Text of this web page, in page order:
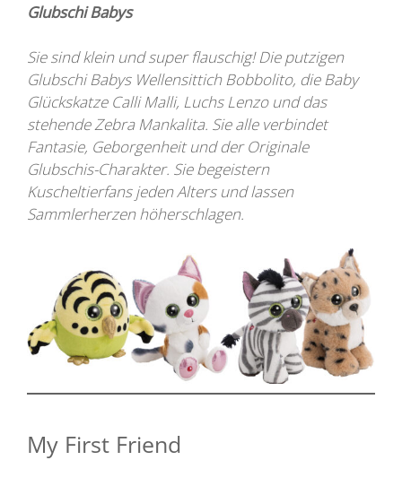
Glubschi Babys
Sie sind klein und super flauschig! Die putzigen
Glubschi Babys Wellensittich Bobbolito, die Baby
Glückskatze Calli Malli, Luchs Lenzo und das
stehende Zebra Mankalita. Sie alle verbindet
Fantasie, Geborgenheit und der Originale
Glubschis-Charakter. Sie begeistern
Kuscheltierfans jeden Alters und lassen
Sammlerherzen höherschlagen.
My First Friend